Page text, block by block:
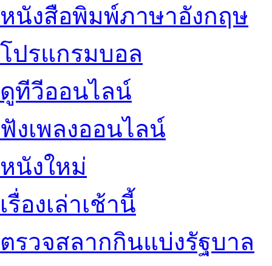
หนังสือพิมพ์ภาษาอังกฤษ
โปรแกรมบอล
ดูทีวีออนไลน์
ฟังเพลงออนไลน์
หนังใหม่
เรื่องเล่าเช้านี้
ตรวจสลากกินแบ่งรัฐบาล